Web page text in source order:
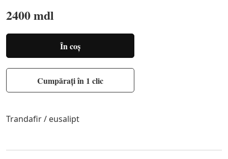
2400 mdl
În coș
Cumpărați în 1 clic
Trandafir / eusalipt